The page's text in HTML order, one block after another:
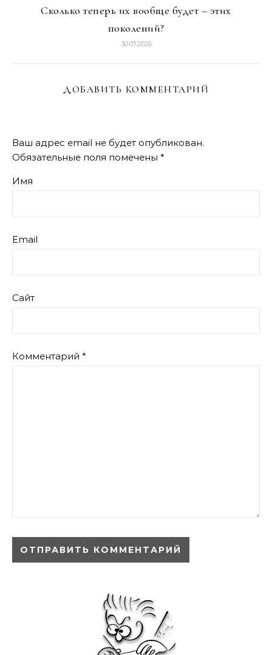
Сколько теперь их вообще будет – этих
поколений?
30.07.2026
ДОБАВИТЬ КОММЕНТАРИЙ
Ваш адрес email не будет опубликован.
Обязательные поля помечены *
Имя
Email
Сайт
Комментарий *